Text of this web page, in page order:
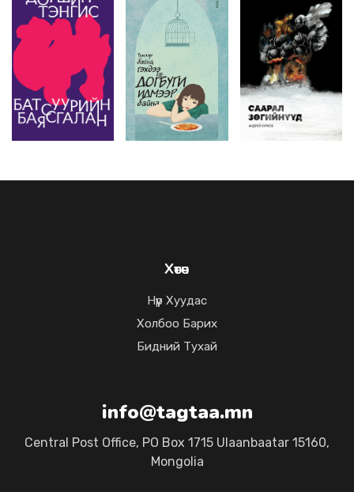
Хөтөч
Нүүр Хуудас
Холбоо Барих
Бидний Тухай
info@tagtaa.mn
Central Post Office, PO Box 1715 Ulaanbaatar 15160,
Mongolia